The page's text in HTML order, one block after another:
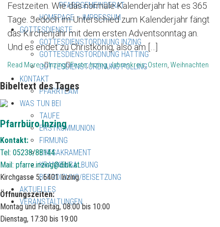
PFARRGEMEINDERAT
HOMEPAGE – IMPRESSUM
GOTTESDIENSTE
GOTTESDIENSTORDNUNG INZING
GOTTESDIENSTORDNUNG HATTING
GOTTESDIENSTORDNUNG POLLING
KONTAKT
PFARRTEAM
WAS TUN BEI
TAUFE
ERSTKOMMUNION
FIRMUNG
EHESAKRAMENT
KRANKENSALBUNG
BEERDIGUNG/BEISETZUNG
AKTUELLES
VERANSTALTUNGEN
Festzeiten. Wie das normale Kalenderjahr hat es 365
Tage. Jedoch im Unterschied zum Kalenderjahr fängt
das Kirchenjahr mit dem ersten Adventsonntag an.
Und es endet zu Christkönig, also am […]
Read More » Inzing Feste,Inzing,Jahreskreis,Ostern, Weihnachten
Bibeltext des Tages
Pfarrbüro Inzing
Kontakt:
Tel: 05238/88144
Mail: pfarre.inzing@dibk.at
Kirchgasse 5, 6401 Inzing
Öffnungszeiten:
Montag und Freitag, 08:00 bis 10:00
Dienstag, 17:30 bis 19:00